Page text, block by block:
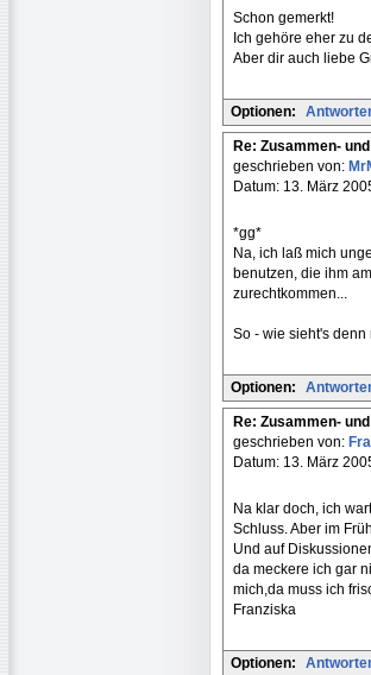
Schon gemerkt!
Ich gehöre eher zu
Aber dir auch liebe
Optionen:
Re: Zusammen-
geschrieben von:
Datum: 13. März
*gg*
Na, ich laß mich
benutzen, die ihm
zurechtkommen...
So - wie sieht's
Optionen:
Re: Zusammen-
geschrieben von:
Datum: 13. März
Na klar doch, ich
Schluss. Aber im
Und auf
da meckere ich gar
mich,da muss ich
Franziska
Optionen: